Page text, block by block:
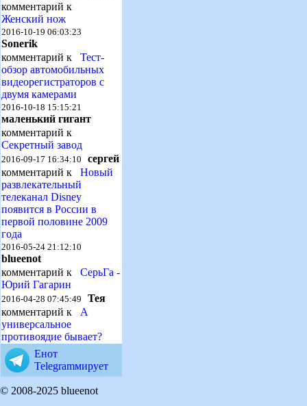
комментарий к
Женский нож
2016-10-19 06:03:23
Sonerik
комментарий к Тест-
обзор автомобильных
видеорегистраторов с
двумя камерами
2016-10-18 15:15:21
маленький гигант
комментарий к
Секретный завод
2016-09-17 16:34:10 сергей
комментарий к Новый
развлекательный
телеканал Disney
появится в России в
первой половине 2009
года
2016-05-24 21:12:10
blueenot
комментарий к СерьГа -
Юрий Гагарин
2016-04-28 07:45:49 Тея
комментарий к А
универсальное
противоядие бывает?
Енот
Telegramмирует
© 2008-2025 blueenot